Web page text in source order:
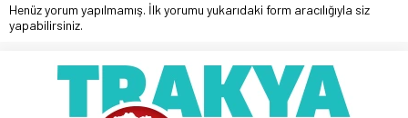
Henüz yorum yapılmamış. İlk yorumu yukarıdaki form aracılığıyla siz
yapabilirsiniz.